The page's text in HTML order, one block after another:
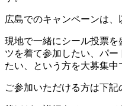
広島でのキャンペーンは、
現地で一緒にシール投票
ツを着て参加したい、パ
たい、という方を大募集中
ご参加いただける方は下記